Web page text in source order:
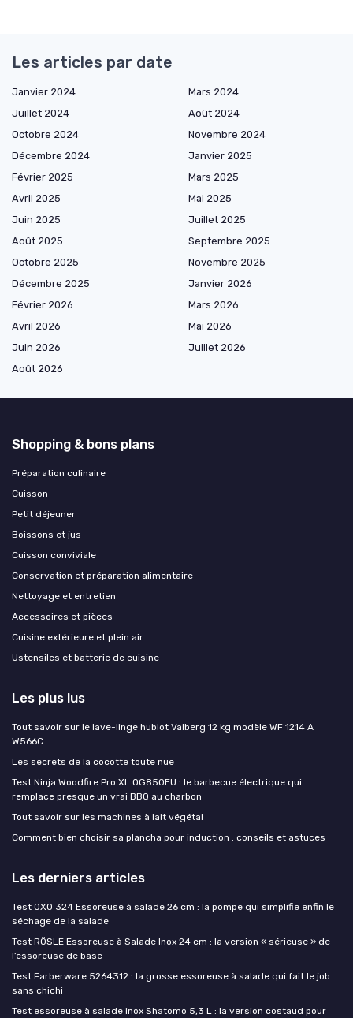
Les articles par date
Janvier 2024
Mars 2024
Juillet 2024
Août 2024
Octobre 2024
Novembre 2024
Décembre 2024
Janvier 2025
Février 2025
Mars 2025
Avril 2025
Mai 2025
Juin 2025
Juillet 2025
Août 2025
Septembre 2025
Octobre 2025
Novembre 2025
Décembre 2025
Janvier 2026
Février 2026
Mars 2026
Avril 2026
Mai 2026
Juin 2026
Juillet 2026
Août 2026
Shopping & bons plans
Préparation culinaire
Cuisson
Petit déjeuner
Boissons et jus
Cuisson conviviale
Conservation et préparation alimentaire
Nettoyage et entretien
Accessoires et pièces
Cuisine extérieure et plein air
Ustensiles et batterie de cuisine
Les plus lus
Tout savoir sur le lave-linge hublot Valberg 12 kg modèle WF 1214 A
W566C
Les secrets de la cocotte toute nue
Test Ninja Woodfire Pro XL OG850EU : le barbecue électrique qui
remplace presque un vrai BBQ au charbon
Tout savoir sur les machines à lait végétal
Comment bien choisir sa plancha pour induction : conseils et astuces
Les derniers articles
Test OXO 324 Essoreuse à salade 26 cm : la pompe qui simplifie enfin le
séchage de la salade
Test RÖSLE Essoreuse à Salade Inox 24 cm : la version « sérieuse » de
l’essoreuse de base
Test Farberware 5264312 : la grosse essoreuse à salade qui fait le job
sans chichi
Test essoreuse à salade inox Shatomo 5,3 L : la version costaud pour